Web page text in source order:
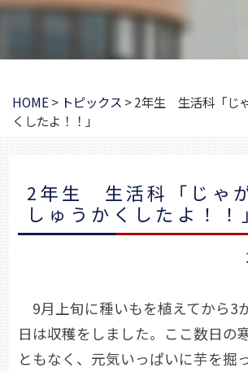
HOME> トピックス >2年生 生活科「じ
くしたよ！！」
2年生 生活科「じゃ
しゅうかくしたよ！！
9月上旬に種いもを植えてから3
日は収穫をしました。ここ数日の
ともなく、元気いっぱいに芋を掘